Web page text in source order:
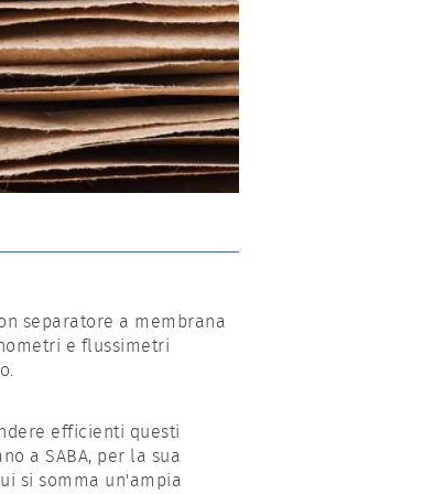
separatore a membrana
e flussimetri
efficienti questi
a SABA, per la sua
si somma un'ampia